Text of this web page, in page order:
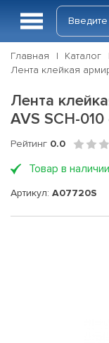
Главная Каталог
Лента клейкая
Лента
AVS SCH-
Рейтинг 0.0
Товар в наличии
Артикул: A07720S